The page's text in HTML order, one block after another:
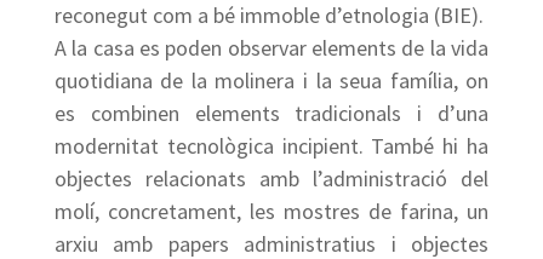
reconegut com a bé immoble d’etnologia (BIE).
A la casa es poden observar elements de la vida
quotidiana de la molinera i la seua família, on
es combinen elements tradicionals i d’una
modernitat tecnològica incipient. També hi ha
objectes relacionats amb l’administració del
molí, concretament, les mostres de farina, un
arxiu amb papers administratius i objectes